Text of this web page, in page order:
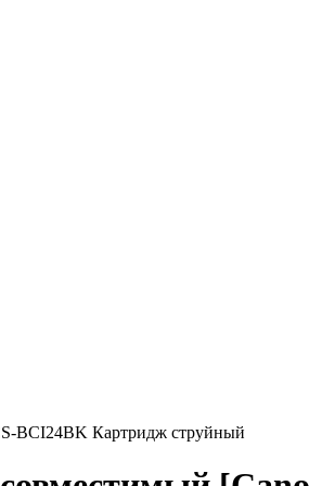
BCI24BK Картридж струйный